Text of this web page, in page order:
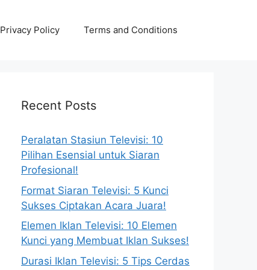
Privacy Policy Terms and Conditions
Recent Posts
Peralatan Stasiun Televisi: 10
Pilihan Esensial untuk Siaran
Profesional!
Format Siaran Televisi: 5 Kunci
Sukses Ciptakan Acara Juara!
Elemen Iklan Televisi: 10 Elemen
Kunci yang Membuat Iklan Sukses!
Durasi Iklan Televisi: 5 Tips Cerdas